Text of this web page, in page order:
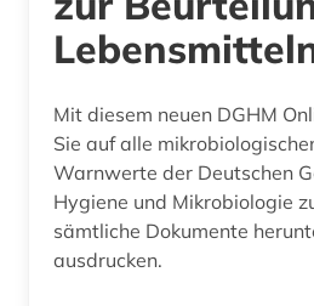
Mit diesem neuen DGHM
Sie auf alle
Warnwerte der Deutschen
Hygiene und Mikrobiologie
sämtliche Dokumente
ausdrucken.